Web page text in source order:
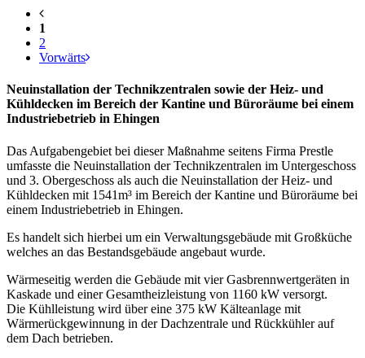
1
2
Vorwärts
Neuinstallation der Technikzentralen sowie der Heiz- und
Kühldecken im Bereich der Kantine und Büroräume bei einem
Industriebetrieb in Ehingen
Das Aufgabengebiet bei dieser Maßnahme seitens Firma Prestle
umfasste die Neuinstallation der Technikzentralen im Untergeschoss
und 3. Obergeschoss als auch die Neuinstallation der Heiz- und
Kühldecken mit 1541m³ im Bereich der Kantine und Büroräume bei
einem Industriebetrieb in Ehingen.
Es handelt sich hierbei um ein Verwaltungsgebäude mit Großküche
welches an das Bestandsgebäude angebaut wurde.
Wärmeseitig werden die Gebäude mit vier Gasbrennwertgeräten in
Kaskade und einer Gesamtheizleistung von 1160 kW versorgt.
Die Kühlleistung wird über eine 375 kW Kälteanlage mit
Wärmerückgewinnung in der Dachzentrale und Rückkühler auf
dem Dach betrieben.